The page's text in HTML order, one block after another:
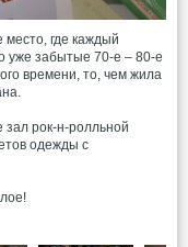
место, где каждый
уже забытые 70-е – 80-е
времени, то, чем жила
зал рок-н-ролльной
одежды с